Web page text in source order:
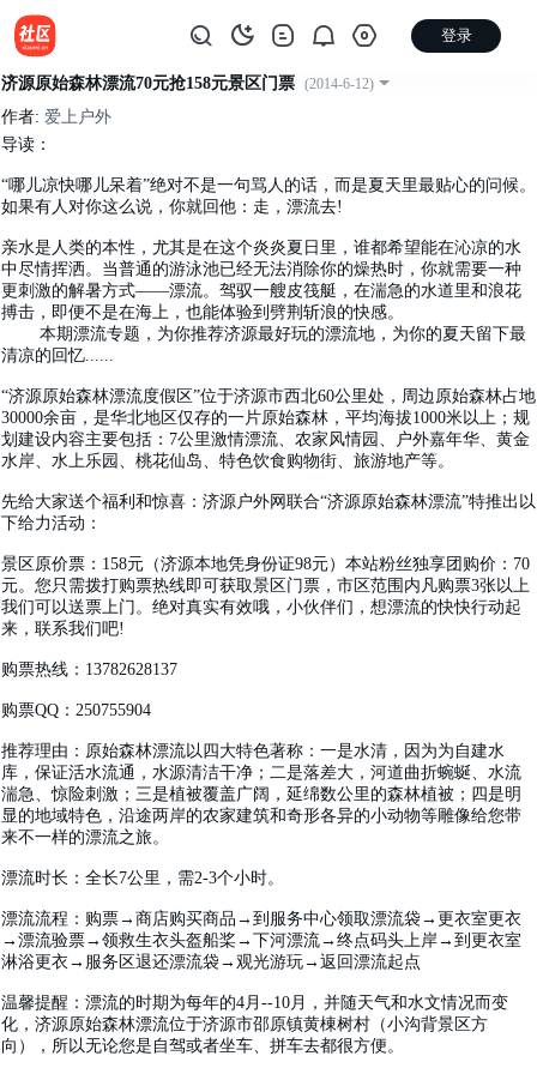
登录
济源原始森林漂流70元抢158元景区门票 (2014-6-12)
作者: 爱上户外
导读：
“哪儿凉快哪儿呆着”绝对不是一句骂人的话，而是夏天里最贴心的问候。
如果有人对你这么说，你就回他：走，漂流去!
亲水是人类的本性，尤其是在这个炎炎夏日里，谁都希望能在沁凉的水
中尽情挥洒。当普通的游泳池已经无法消除你的燥热时，你就需要一种
更刺激的解暑方式——漂流。驾驭一艘皮筏艇，在湍急的水道里和浪花
搏击，即便不是在海上，也能体验到劈荆斩浪的快感。
本期漂流专题，为你推荐济源最好玩的漂流地，为你的夏天留下最
清凉的回忆......
“济源原始森林漂流度假区”位于济源市西北60公里处，周边原始森林占地
30000余亩，是华北地区仅存的一片原始森林，平均海拔1000米以上；规
划建设内容主要包括：7公里激情漂流、农家风情园、户外嘉年华、黄金
水岸、水上乐园、桃花仙岛、特色饮食购物街、旅游地产等。
先给大家送个福利和惊喜：济源户外网联合“济源原始森林漂流”特推出以
下给力活动：
景区原价票：158元（济源本地凭身份证98元）本站粉丝独享团购价：70
元。您只需拨打购票热线即可获取景区门票，市区范围内凡购票3张以上
我们可以送票上门。绝对真实有效哦，小伙伴们，想漂流的快快行动起
来，联系我们吧!
购票热线：13782628137
购票QQ：250755904
推荐理由：原始森林漂流以四大特色著称：一是水清，因为为自建水
库，保证活水流通，水源清洁干净；二是落差大，河道曲折蜿蜒、水流
湍急、惊险刺激；三是植被覆盖广阔，延绵数公里的森林植被；四是明
显的地域特色，沿途两岸的农家建筑和奇形各异的小动物等雕像给您带
来不一样的漂流之旅。
漂流时长：全长7公里，需2-3个小时。
漂流流程：购票→商店购买商品→到服务中心领取漂流袋→更衣室更衣
→漂流验票→领救生衣头盔船桨→下河漂流→终点码头上岸→到更衣室
淋浴更衣→服务区退还漂流袋→观光游玩→返回漂流起点
温馨提醒：漂流的时期为每年的4月--10月，并随天气和水文情况而变
化，济源原始森林漂流位于济源市邵原镇黄棟树村（小沟背景区方
向），所以无论您是自驾或者坐车、拼车去都很方便。